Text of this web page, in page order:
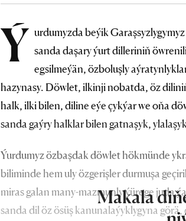
Ý urdumyzda beýik
sanda daşary ýurt dilleriniň
egsilmeýän, özboluşly
hazynasy. Döwlet, ilkinji nobatda, öz
halk, ilki bilen, diline eýe çykýar we oňa
sanda gaýry halklar bilen gatnaşyk,
Ýurdumyz özbaşdak döwlet hökmünde
biliminde hem uly özgerişler durmuşa
miras galan many-mazmunly ýürege juda
sanda dil öz ösüş kanunalaýyklygyna
Makala